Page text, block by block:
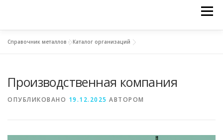
Меню
МЕТАЛЛЫ И ОКРУЖАЮЩАЯ СРЕДА
Справочник металлов »Каталог организаций
Производственная компания
ОПУБЛИКОВАНО 19.12.2025 АВТОРОМ